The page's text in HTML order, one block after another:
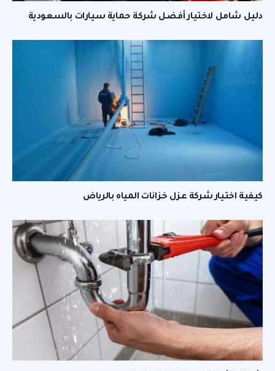
دليل شامل لاختيار أفضل شركة حماية سيارات بالسعودية
كيفية اختيار شركة عزل خزانات المياه بالرياض